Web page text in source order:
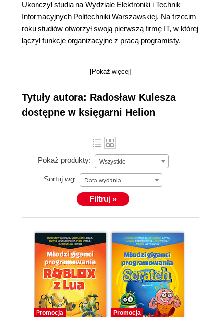
Ukończył studia na Wydziale Elektroniki i Technik
Informacyjnych Politechniki Warszawskiej. Na trzecim
roku studiów otworzył swoją pierwszą firmę IT, w której
łączył funkcje organizacyjne z pracą programisty.
[Pokaż więcej]
Tytuły autora: Radosław Kulesza
dostępne w księgarni Helion
Pokaż produkty: Wszystkie
Sortuj wg: Data wydania
Filtruj »
Promocja Promocja